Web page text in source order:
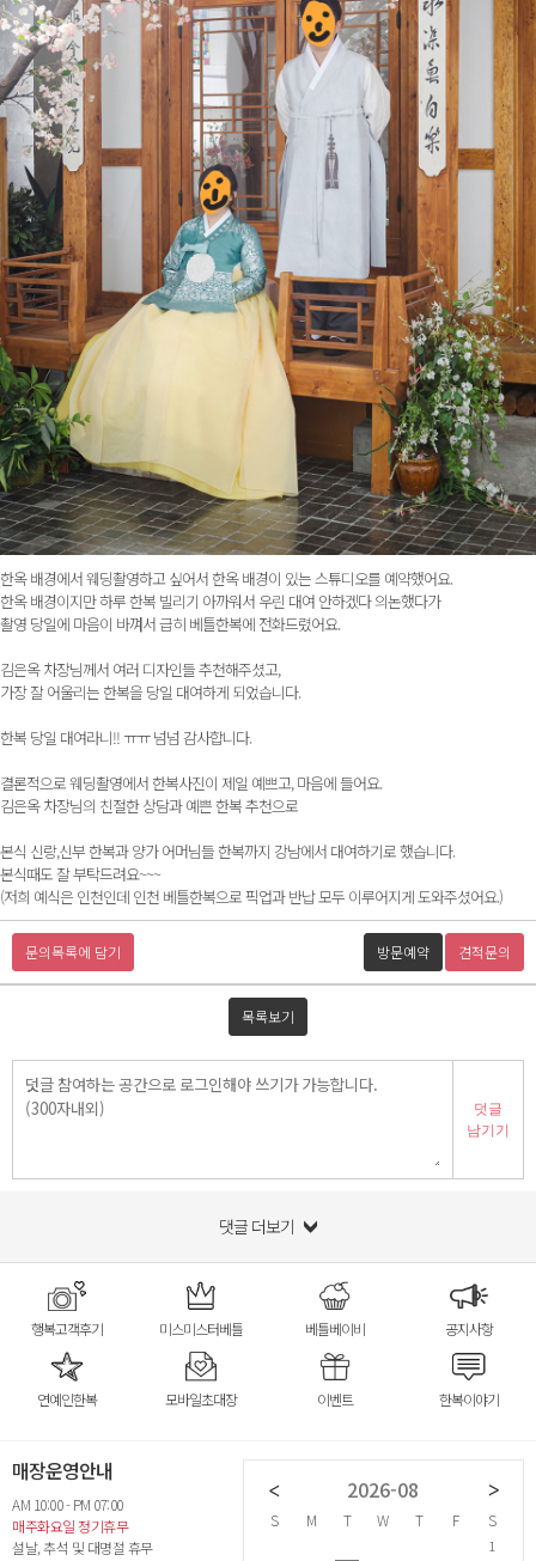
한옥 배경에서 웨딩촬영하고 싶어서 한옥 배경이 있는 스튜디오를 예약했어요.
한옥 배경이지만 하루 한복 빌리기 아까워서 우린 대여 안하겠다 의논했다가
촬영 당일에 마음이 바껴서 급히 베틀한복에 전화드렸어요.
김은옥 차장님께서 여러 디자인들 추천해주셨고,
가장 잘 어울리는 한복을 당일 대여하게 되었습니다.
한복 당일 대여라니!! ㅠㅠ 넘넘 감사합니다.
결론적으로 웨딩촬영에서 한복사진이 제일 예쁘고, 마음에 들어요.
김은옥 차장님의 친절한 상담과 예쁜 한복 추천으로
본식 신랑,신부 한복과 양가 어머님들 한복까지 강남에서 대여하기로 했습니다.
본식때도 잘 부탁드려요~~~
(저희 예식은 인천인데 인천 베틀한복으로 픽업과 반납 모두 이루어지게 도와주셨어요.)
문의목록에 담기 방문예약 견적문의
목록보기
덧글
남기기
댓글 더보기
행복고객후기 미스미스터베틀 베틀베이비 공지사항
연예인한복 모바일초대장 이벤트 한복이야기
매장운영안내
AM 10:00 - PM 07:00
매주화요일 정기휴무
설날, 추석 및 대명절 휴무
2026-07
S M T W
1
2026-08
S M T W T F S
1